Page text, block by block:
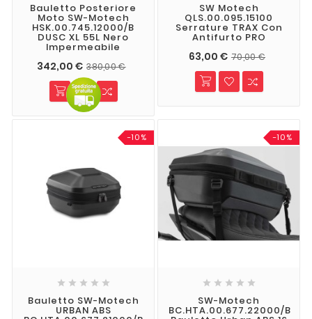
Bauletto Posteriore
Moto SW-Motech
HSK.00.745.12000/B
DUSC XL 55L Nero
Impermeabile
342,00 € 380,00 €
SW Motech
QLS.00.095.15100
Serrature TRAX Con
Antifurto PRO
63,00 € 70,00 €
-10%
    
Bauletto SW-Motech
URBAN ABS
-10%
    
SW-Motech
BC.HTA.00.677.22000/B